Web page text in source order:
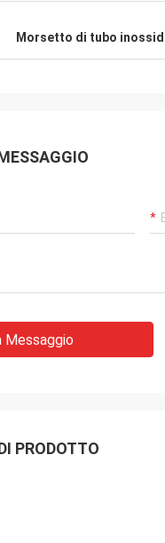
Morsetto di tubo
Messaggio
PRODOTTO